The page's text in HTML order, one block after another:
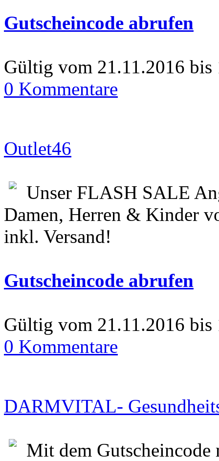
Gutscheincode abrufen
Gültig vom 21.11.2016 bis
0 Kommentare
Outlet46
Unser FLASH SALE
Damen, Herren & Kinder
inkl. Versand!
Gutscheincode abrufen
Gültig vom 21.11.2016 bis
0 Kommentare
DARMVITAL-
Mit dem Gutscheincode